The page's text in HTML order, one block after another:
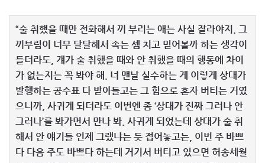
“술 취했을 때만 전화해서 끼 부리는 애는 사실 잘라야지. 그
끼부림이 너무 달달해서 속는 셈 치고 믿어볼까 하는 생각이
들더라도, 걔가 술 취했을 때와 안 취했을 때의 행동에 차이
가 없는지는 꼭 봐야 해. 너 맨날 실수하는 게 이렇게 상대가
발행하는 공수표 다 받아들고는 그 힘으로 혼자 버티는 거였
으니까, 사귀게 되더라도 이번엔 좀 ‘상대가 진짜 그러나 안
그러나’를 봐가면서 만나 봐. 사귀게 되었는데 상대가 술 취
해서 안 얘기들 언제 그랬냐는 듯 접어놓고는, 이번 주 바쁘
다 다음 주도 바쁘다 하는데 거기서 버티고 있으면 허송세월